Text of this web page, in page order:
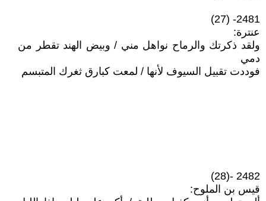
2481- (27)
عنترة:
ولقد ذكرتك والرماح نواهل مني / وبيض الهند تقطر من
دمي
فوددت تقبيل السيوف لأنها / لمعت كبارق ثغرك المتبسم
2482 -(28)
قيس بن الملوح: